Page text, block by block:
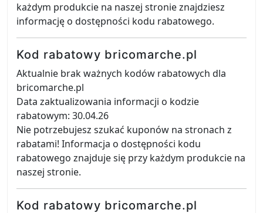
każdym produkcie na naszej stronie znajdziesz
informację o dostępności kodu rabatowego.
Kod rabatowy bricomarche.pl
Aktualnie brak ważnych kodów rabatowych dla
bricomarche.pl
Data zaktualizowania informacji o kodzie
rabatowym: 30.04.26
Nie potrzebujesz szukać kuponów na stronach z
rabatami! Informacja o dostępności kodu
rabatowego znajduje się przy każdym produkcie na
naszej stronie.
Kod rabatowy bricomarche.pl